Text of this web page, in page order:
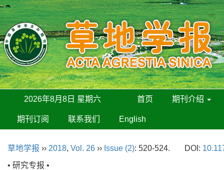
2026年8月8日 星期六 首页 期刊介绍
期刊订阅 联系我们 English
草地学报 ›› 2018, Vol. 26 ›› Issue (2): 520-524. DOI:
• 研究专报 •